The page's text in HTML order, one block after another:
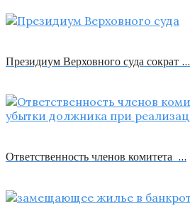
Президиум Верховного суда сократ …
Ответственность членов комитета …